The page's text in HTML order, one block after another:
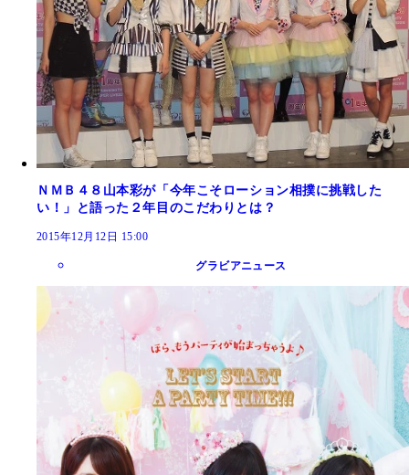
ＮＭＢ４８山本彩が「今年こそローション相撲に挑戦した
い！」と語った２年目のこだわりとは？
2015年12月12日 15:00
グラビアニュース